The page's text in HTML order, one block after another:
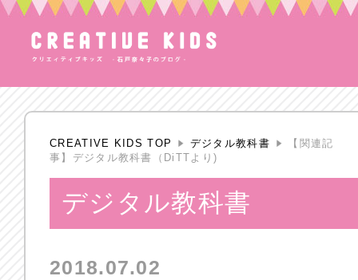
CREATIVE KIDS TOP デジタル教科書
【関連記
事】デジタル教科書（DiTTより)
デジタル教科書
2018.07.02